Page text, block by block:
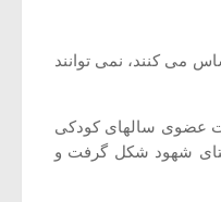
می کنند، نمی توانند
عضوی سالهای کودکی
شهود شکل گرفت و